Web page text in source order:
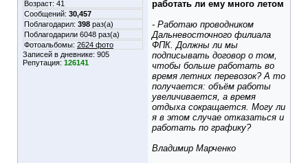
Возраст: 41
Сообщений: 30,457
Поблагодарил: 398 раз(а)
Поблагодарили 6048 раз(а)
Фотоальбомы: 2624 фото
Записей в дневнике: 905
Репутация: 126141
работать ли ему много летом
- Работаю проводником
Дальневосточного филиала
ФПК. Должны ли мы
подписывать договор о том,
чтобы больше работать во
время летних перевозок? А то
получается: объём работы
увеличивается, а время
отдыха сокращается. Могу ли
я в этом случае отказаться и
работать по графику?
Владимир Марченко